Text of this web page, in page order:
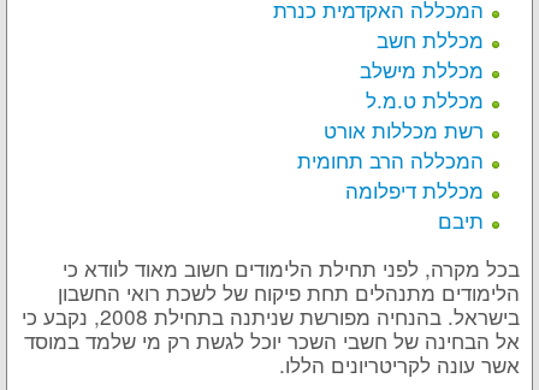
המכללה האקדמית כנרת
מכללת חשב
מכללת מישלב
מכללת ט.מ.ל
רשת מכללות אורט
המכללה הרב תחומית
מכללת דיפלומה
תיבם
בכל מקרה, לפני תחילת הלימודים חשוב מאוד לוודא כי
הלימודים מתנהלים תחת פיקוח של לשכת רואי החשבון
בישראל. בהנחיה מפורשת שניתנה בתחילת 2008, נקבע כי
אל הבחינה של חשבי השכר יוכל לגשת רק מי שלמד במוסד
אשר עונה לקריטריונים הללו.